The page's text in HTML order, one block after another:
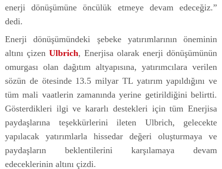
enerji dönüşümüne öncülük etmeye devam edeceğiz.”
dedi.
Enerji dönüşümündeki şebeke yatırımlarının öneminin
altını çizen Ulbrich, Enerjisa olarak enerji dönüşümünün
omurgası olan dağıtım altyapısına, yatırımcılara verilen
sözün de ötesinde 13.5 milyar TL yatırım yapıldığını ve
tüm mali vaatlerin zamanında yerine getirildiğini belirtti.
Gösterdikleri ilgi ve kararlı destekleri için tüm Enerjisa
paydaşlarına teşekkürlerini ileten Ulbrich, gelecekte
yapılacak yatırımlarla hissedar değeri oluşturmaya ve
paydaşların beklentilerini karşılamaya devam
edeceklerinin altını çizdi.